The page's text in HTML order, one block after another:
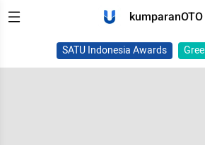
kumparanOTO
SATU Indonesia Awards